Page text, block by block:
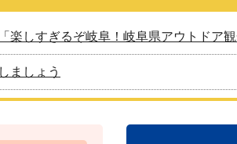
楽しすぎるぞ岐阜！岐阜県アウトドア
ましょう